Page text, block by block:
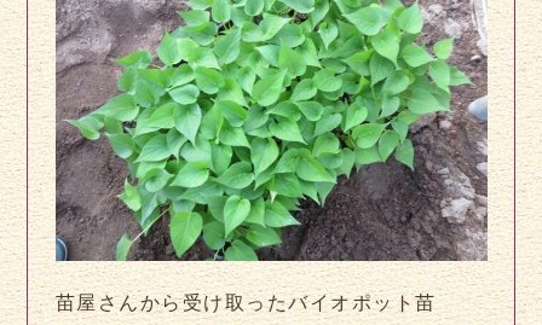
苗屋さんから受け取ったバイオポット苗